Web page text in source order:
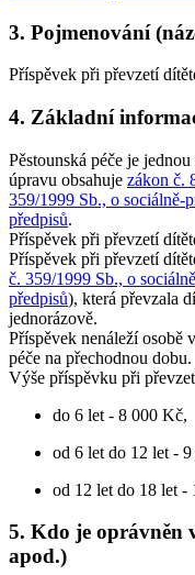
3. Pojmenování
Příspěvek při převzetí
4. Základní
Pěstounská péče je
úpravu obsahuje zákon č.
359/1999 Sb., o sociálně-
předpisů.
Příspěvek při převzetí
Příspěvek při převzetí
č. 359/1999 Sb., o
předpisů), která převzala
jednorázově.
Příspěvek nenáleží osobě
péče na přechodnou dobu.
Výše příspěvku při
do 6 let - 8 000 Kč,
od 6 let do 12 let -
od 12 let do 18 let -
5. Kdo je oprávněn
apod.)